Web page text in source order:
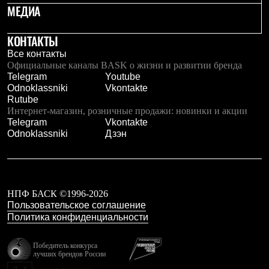
С синтетическим утеплителем
Аксессуары для спальников
Баулы
Кошельки
Сумки
Гермомешки
Полезные аксессуары
Книги
Еда
Коврики
Обувь
Ботинки
Кроссовки
Сапоги
Гамаши и бахилы
Гамаши
Бахилы
Тапочки и чуни
МЕДИА
КОНТАКТЫ
Все контакты
Официальные каналы BASK о жизни и развитии бренда
Telegram
Youtube
Odnoklassniki
Vkontakte
Rutube
Интернет-магазин, розничные продажи: новинки и акции
Telegram
Vkontakte
Odnoklassniki
Дзэн
НПФ БАСК ©1996-2026
Пользовательское соглашение
Политика конфиденциальности
Победитель конкурса
лучших брендов России